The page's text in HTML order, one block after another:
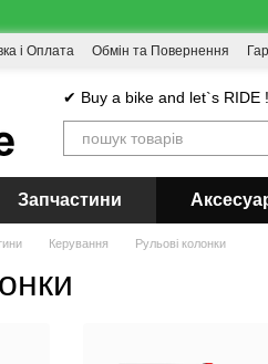
і Оплата Обмін та Повернення
✔ Buy a bike and let`s RIDE !
Запчастини
Керування Рульові колонки